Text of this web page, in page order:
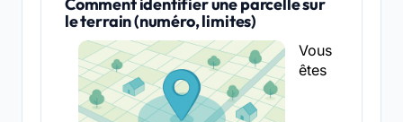
le terrain (numéro, limites)
Vous
êtes